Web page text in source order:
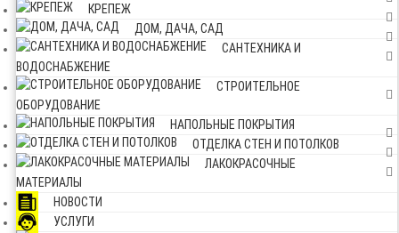
КРЕПЕЖ
ДОМ, ДАЧА, САД
САНТЕХНИКА И
ВОДОСНАБЖЕНИЕ
СТРОИТЕЛЬНОЕ
ОБОРУДОВАНИЕ
НАПОЛЬНЫЕ ПОКРЫТИЯ
ОТДЕЛКА СТЕН И ПОТОЛКОВ
ЛАКОКРАСОЧНЫЕ
МАТЕРИАЛЫ
НОВОСТИ
УСЛУГИ